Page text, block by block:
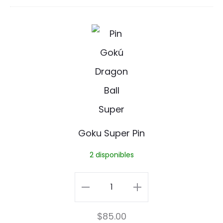
G
o
k
u
S
p
e
P
i
Goku Super Pin
2 disponibles
Goku
Super
$85.00